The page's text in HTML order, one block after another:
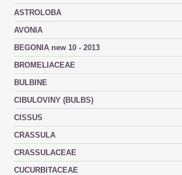
ASTROLOBA
AVONIA
BEGONIA new 10 - 2013
BROMELIACEAE
BULBINE
CIBULOVINY (BULBS)
CISSUS
CRASSULA
CRASSULACEAE
CUCURBITACEAE